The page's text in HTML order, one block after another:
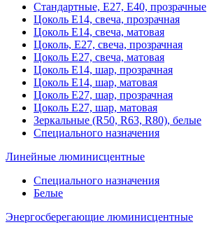
Стандартные, Е27, Е40, прозрачные
Цоколь Е14, свеча, прозрачная
Цоколь Е14, свеча, матовая
Цоколь, Е27, свеча, прозрачная
Цоколь Е27, свеча, матовая
Цоколь Е14, шар, прозрачная
Цоколь Е14, шар, матовая
Цоколь Е27, шар, прозрачная
Цоколь Е27, шар, матовая
Зеркальные (R50, R63, R80), белые
Специального назначения
Линейные люминисцентные
Специального назначения
Белые
Энергосберегающие люминисцентные